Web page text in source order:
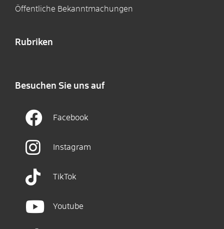
Öffentliche Bekanntmachungen
Rubriken
Besuchen Sie uns auf
Facebook
Instagram
TikTok
Youtube